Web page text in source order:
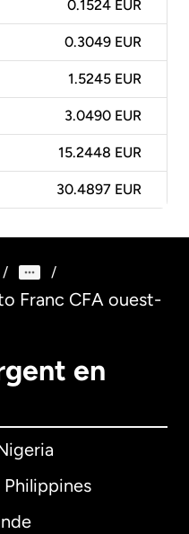
0.1524 EUR
0.3049 EUR
1.5245 EUR
3.0490 EUR
15.2448 EUR
30.4897 EUR
/ /
Franc CFA ouest-
en